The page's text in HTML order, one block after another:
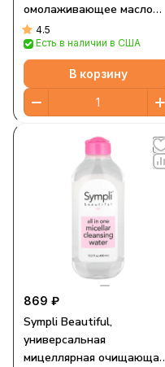
омолаживающее масло
для лица с пептидами, 30
мл (1 жидк. унция)
4.5
Есть в наличии в США
В корзину
869 ₽
Sympli Beautiful,
универсальная
мицеллярная очищающая